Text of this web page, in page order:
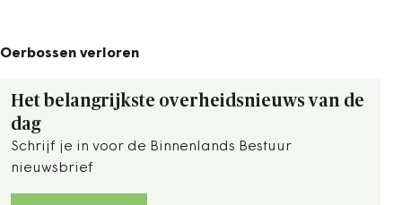
Oerbossen verloren
Het belangrijkste overheidsnieuws van de
dag
Schrijf je in voor de Binnenlands Bestuur
nieuwsbrief